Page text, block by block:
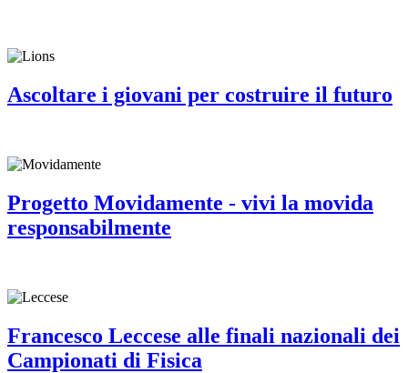
Ascoltare i giovani per costruire il futuro
Progetto Movidamente - vivi la movida
responsabilmente
Francesco Leccese alle finali nazionali dei
Campionati di Fisica